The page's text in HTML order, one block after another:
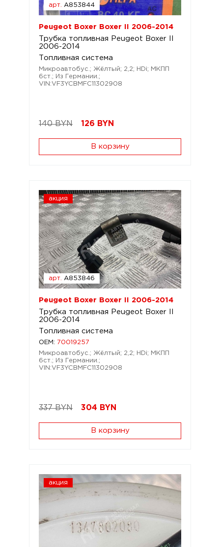
арт. A853844
Peugeot Boxer Boxer II 2006-2014
Трубка топливная Peugeot Boxer II
2006-2014
Топливная система
Микроавтобус.; Жёлтый; 2,2; HDi; МКПП
6ст.; Из Германии.;
VIN:VF3YCBMFC11302908
140 BYN 126 BYN
В корзину
акция
арт. A853846
Peugeot Boxer Boxer II 2006-2014
Трубка топливная Peugeot Boxer II
2006-2014
Топливная система
OEM:
70019257
Микроавтобус.; Жёлтый; 2,2; HDi; МКПП
6ст.; Из Германии.;
VIN:VF3YCBMFC11302908
337 BYN 304 BYN
В корзину
акция